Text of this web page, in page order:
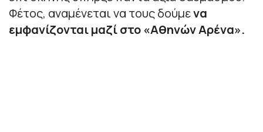
Φέτος, αναμένεται να τους δούμενα
εμφανίζονται μαζί στο «Αθηνών Αρένα».